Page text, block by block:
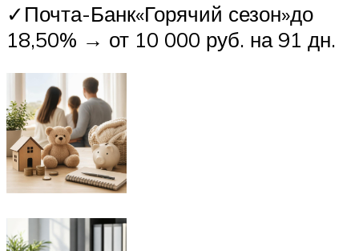
✓Почта-Банк«Горячий сезон»до
18,50% → от 10 000 руб. на 91 дн.